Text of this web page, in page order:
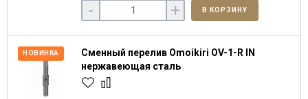
- + В КОРЗИНУ
НОВИНКА
Сменный перелив Omoikiri OV-1-R IN
нержавеющая сталь